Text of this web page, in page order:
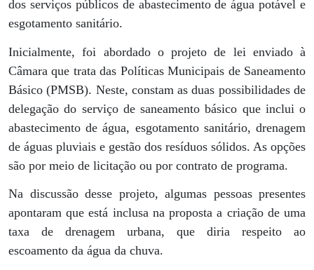
dos serviços públicos de abastecimento de água potável e
esgotamento sanitário.
Inicialmente, foi abordado o projeto de lei enviado à
Câmara que trata das Políticas Municipais de Saneamento
Básico (PMSB). Neste, constam as duas possibilidades de
delegação do serviço de saneamento básico que inclui o
abastecimento de água, esgotamento sanitário, drenagem
de águas pluviais e gestão dos resíduos sólidos. As opções
são por meio de licitação ou por contrato de programa.
Na discussão desse projeto, algumas pessoas presentes
apontaram que está inclusa na proposta a criação de uma
taxa de drenagem urbana, que diria respeito ao
escoamento da água da chuva.